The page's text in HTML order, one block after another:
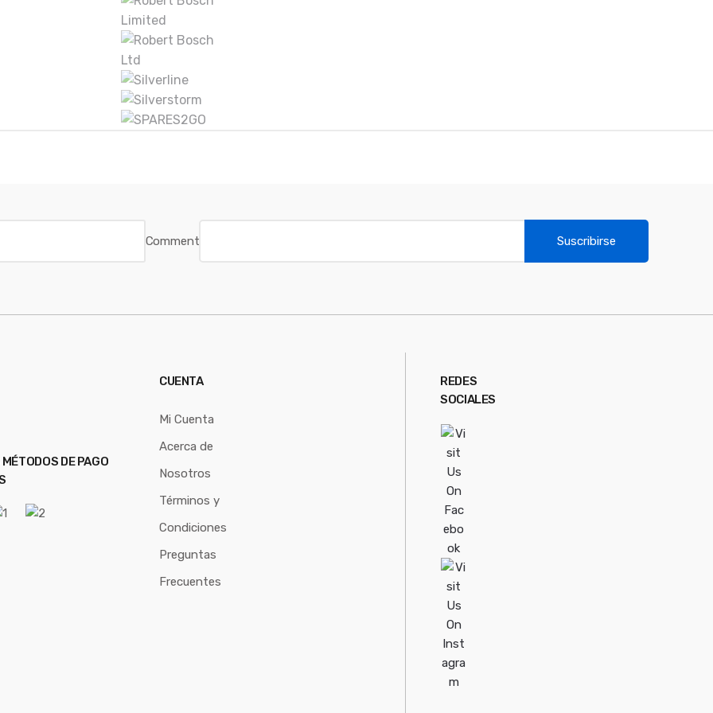
Comment Suscribirse
DE PAGO
CUENTA
Mi Cuenta
Acerca de
Nosotros
Términos y
Condiciones
Preguntas
Frecuentes
REDES
SOCIALES